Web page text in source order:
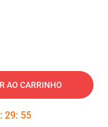
AO CARRINHO
: 29: 54